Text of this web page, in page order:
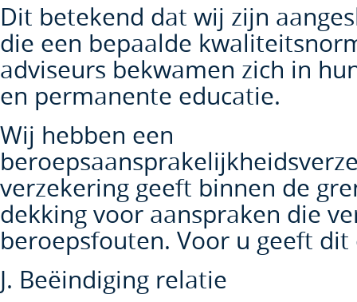
Dit betekend dat wij zijn
die een bepaalde
adviseurs bekwamen zich in
en permanente educatie.
Wij hebben een
verzekering geeft binnen de
dekking voor aanspraken die
beroepsfouten. Voor u geeft
J. Beëindiging relatie